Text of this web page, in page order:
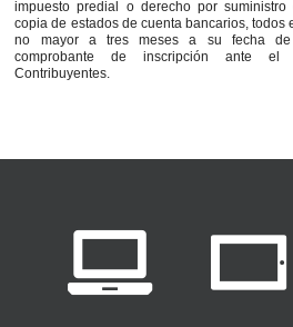
impuesto predial o derecho por
copia de estados de cuenta bancarios, todos
no mayor a tres meses a su fecha
comprobante de inscripción ante el
Contribuyentes.